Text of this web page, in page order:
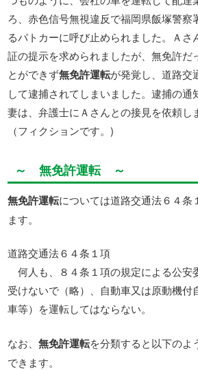
ろ、赤色信号無視違反で福岡県飯塚警察
るパトカーに呼び止められました。Ａさ
証の提示を求められましたが、無免許だ
とができず無免許運転が発覚し、道路交
して逮捕されてしまいました。逮捕の通
妻は、弁護士にＡさんとの接見を依頼し
（フィクションです。)
～ 無免許運転 ～
無免許運転については道路交通法６４条
ます。
道路交通法６４条１項
何人も、８４条１項の規定による公安
受けないで（略）、自動車又は原動機付
車等）を運転してはならない。
なお、無免許運転を分類すると以下のよ
できます。